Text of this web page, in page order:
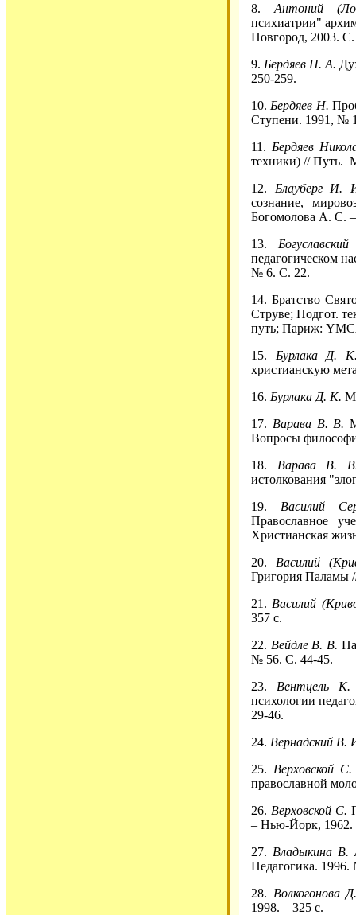
8. Антоний
психиатрии"
Новгород, 2003.
9. Бердяев Н. А.
250-259.
10. Бердяев Н.
Ступени. 1991, №
11. Бердяев
техники) // Путь.
12. Блауберг И.
сознание,
Богомолова А. С.
13.
педагогическом
№ 6. С. 22.
14. Братство
Струве; Подгот.
путь; Париж:
15. Бурлака Д.
христианскую
16. Бурлака Д. К.
17. Варава В. В.
Вопросы
18. Варава В.
истолкования
19. Василий
Православное
Христианская
20. Василий
Григория Паламы
21. Василий
357 с.
22. Вейдле В. В.
№ 56. С. 44-45.
23. Вентцель
психологии
29-46.
24. Вернадский В.
25. Верховской С.
православной
26. Верховской С.
– Нью-Йорк,
27. Владыкина
Педагогика.
28. Волкогонова
1998. – 325 с.